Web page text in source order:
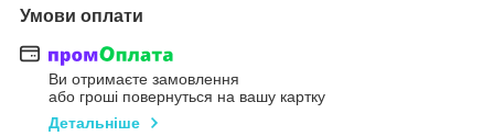
Умови оплати
Ви отримаєте замовлення
або гроші повернуться на вашу картку
Детальніше